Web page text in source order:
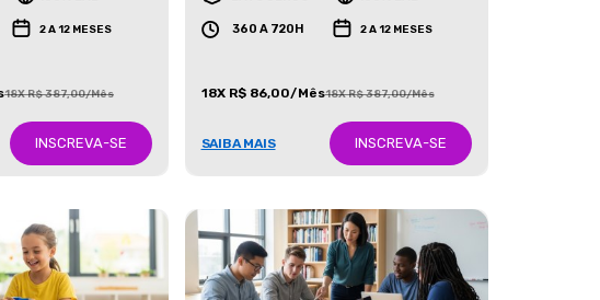
2 A 12 MESES
18X R$ 387,00/Mês
INSCREVA-SE
360 A 720H 2 A 12 MESES
18X R$ 86,00/Mês18X R$ 387,00/Mês
SAIBA MAIS INSCREVA-SE